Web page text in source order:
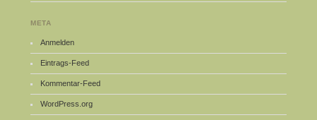
META
Anmelden
Eintrags-Feed
Kommentar-Feed
WordPress.org